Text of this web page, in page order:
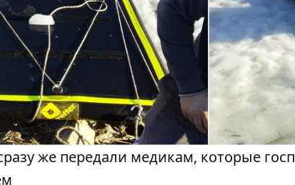
же передали медикам, которые